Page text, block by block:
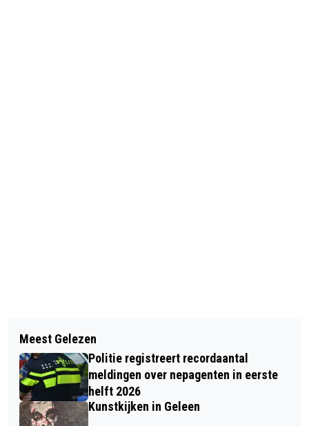
VEERPONT GREVENBICHT-ROTEM
VANAF ZATERDAG WEER IN DE VAART
LIGGERS BRUG BIJ LIGNE GEPLAATST
Meest Gelezen
Politie registreert recordaantal
meldingen over nepagenten in eerste
helft 2026
Kunstkijken in Geleen